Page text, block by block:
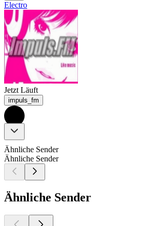
Electro
Jetzt Läuft
impuls_fm
Ähnliche Sender
Ähnliche Sender
Ähnliche Sender